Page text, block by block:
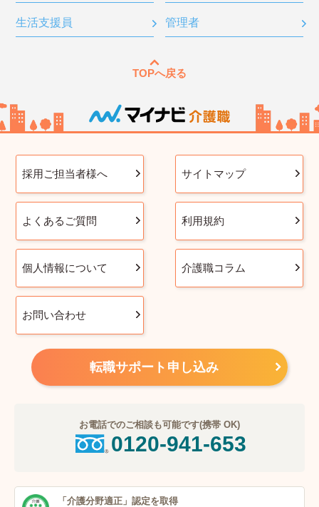
生活支援員 管理者
TOPへ戻る
採用ご担当者様へ サイトマップ
よくあるご質問 利用規約
個人情報について 介護職コラム
お問い合わせ
転職サポート申し込み
お電話でのご相談も可能です(携帯 OK)
0120-941-653
「介護分野適正」 認定を取得